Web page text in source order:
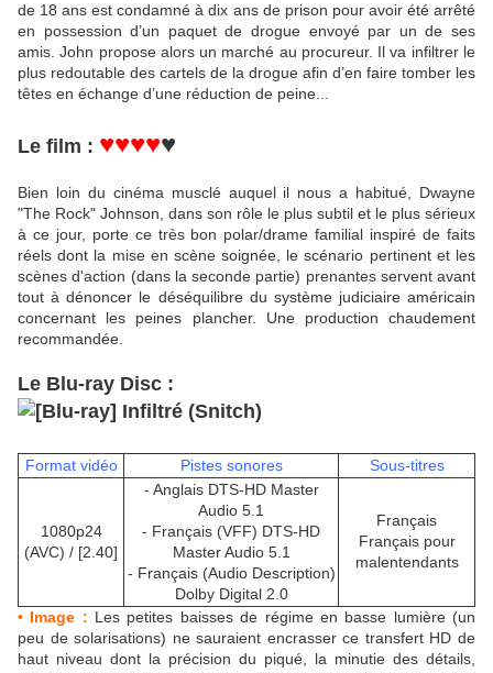
de 18 ans est condamné à dix ans de prison pour avoir été arrêté
en possession d’un paquet de drogue envoyé par un de ses
amis. John propose alors un marché au procureur. Il va infiltrer le
plus redoutable des cartels de la drogue afin d’en faire tomber les
têtes en échange d’une réduction de peine...
Le film : ♥♥♥♥♥
Bien loin du cinéma musclé auquel il nous a habitué, Dwayne
"The Rock" Johnson, dans son rôle le plus subtil et le plus sérieux
à ce jour, porte ce très bon polar/drame familial inspiré de faits
réels dont la mise en scène soignée, le scénario pertinent et les
scènes d'action (dans la seconde partie) prenantes servent avant
tout à dénoncer le déséquilibre du système judiciaire américain
concernant les peines plancher. Une production chaudement
recommandée.
Le Blu-ray Disc :
Format vidéo Pistes sonores Sous-titres
1080p24
(AVC) / [2.40]
- Anglais DTS-HD Master
Audio 5.1
- Français (VFF) DTS-HD
Master Audio 5.1
- Français (Audio Description)
Dolby Digital 2.0
Français
Français pour
malentendants
• Image : Les petites baisses de régime en basse lumière (un
peu de solarisations) ne sauraient encrasser ce transfert HD de
haut niveau dont la précision du piqué, la minutie des détails,